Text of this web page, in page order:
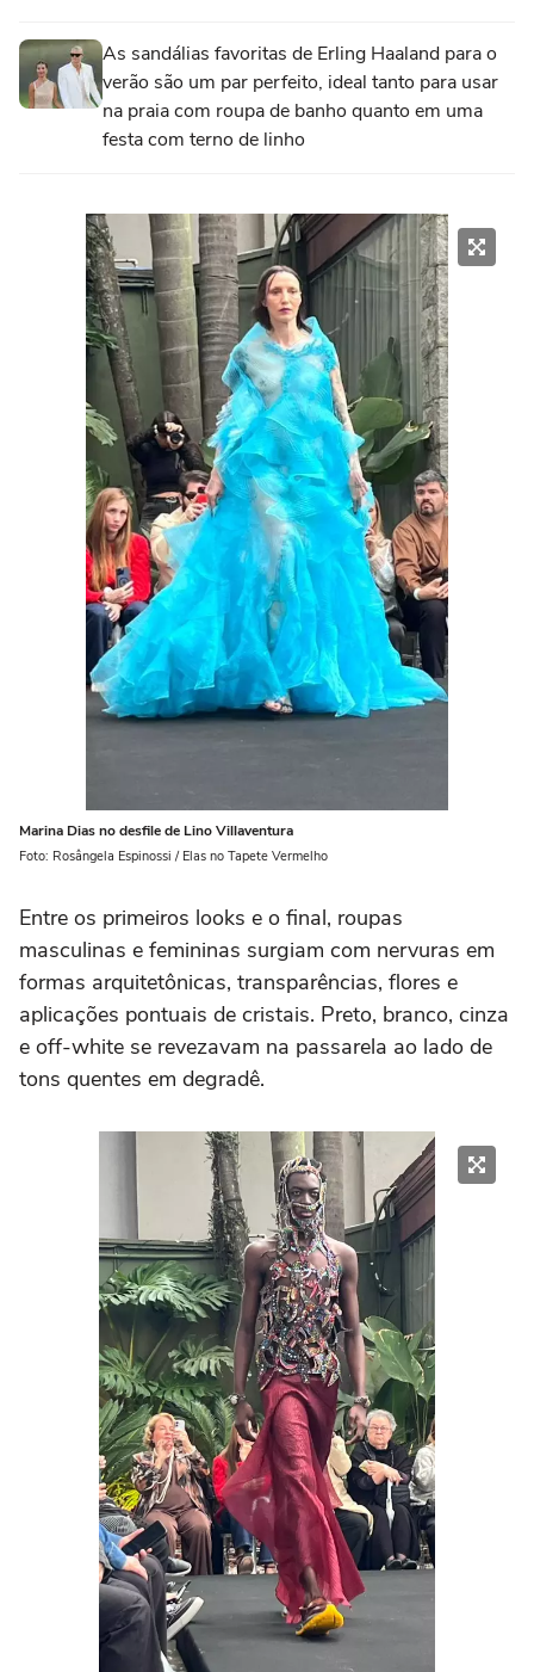
As sandálias favoritas de Erling Haaland para o
verão são um par perfeito, ideal tanto para usar
na praia com roupa de banho quanto em uma
festa com terno de linho
Marina Dias no desfile de Lino Villaventura
Foto: Rosângela Espinossi / Elas no Tapete Vermelho
Entre os primeiros looks e o final, roupas
masculinas e femininas surgiam com nervuras em
formas arquitetônicas, transparências, flores e
aplicações pontuais de cristais. Preto, branco, cinza
e off-white se revezavam na passarela ao lado de
tons quentes em degradê.